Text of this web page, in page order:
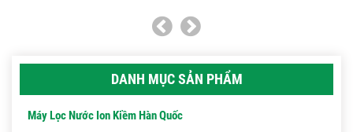
DANH MỤC SẢN PHẨM
Máy Lọc Nước Ion Kiềm Hàn Quốc